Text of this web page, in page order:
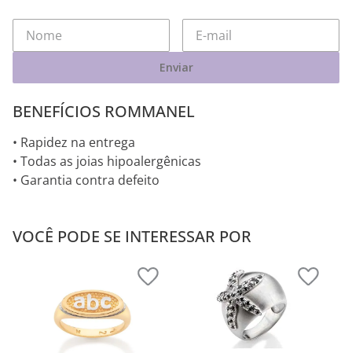
Enviar
BENEFÍCIOS ROMMANEL
• Rapidez na entrega
• Todas as joias hipoalergênicas
• Garantia contra defeito
VOCÊ PODE SE INTERESSAR POR